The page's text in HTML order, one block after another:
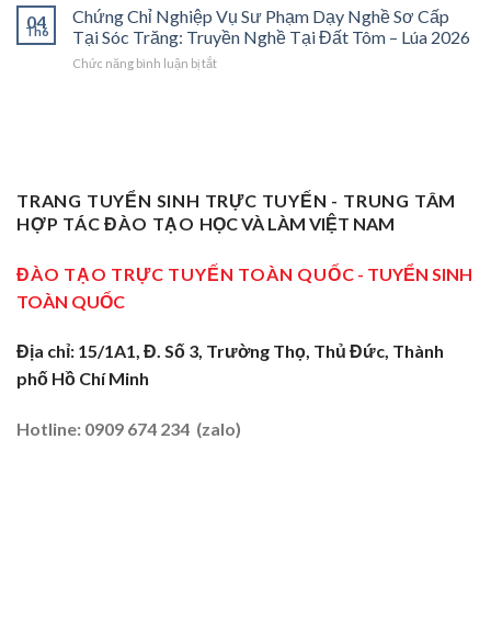
Nghề”
Ở
Trung
Tâm
Bệ
Phóng
Cho
Thợ
Nghề
Dạy
Nghề
Sơ
Cấp
Cửa
Ngõ
Miền
2026
Chỉ
Nghiệp
Vụ
Sư
Tây
Ninh:
Truyền
Tại
04
Th6
Chứng Chỉ Nghiệp Vụ Sư Phạm Dạy Nghề Sơ Cấp
Tại Sóc Trăng: Truyền Nghề Tại Đất Tôm – Lúa 2026
Chức năng bình luận bị tắtở
Dạy
Nghề
Sơ
Tại
Sóc
Nghề
Tại
Lúa
TRANG TUYỂN SINH TRỰC TUYẾN - TRUNG TÂM
HỢP TÁC ĐÀO TẠO HỌC VÀ LÀM VIỆT NAM
ĐÀO TẠO TRỰC TUYẾN TOÀN QUỐC - TUYỂN SINH
TOÀN QUỐC
Địa chỉ: 15/1A1, Đ. Số 3, Trường Thọ, Thủ Đức, Thành
phố Hồ Chí Minh
Hotline: 0909 674 234 (zalo)